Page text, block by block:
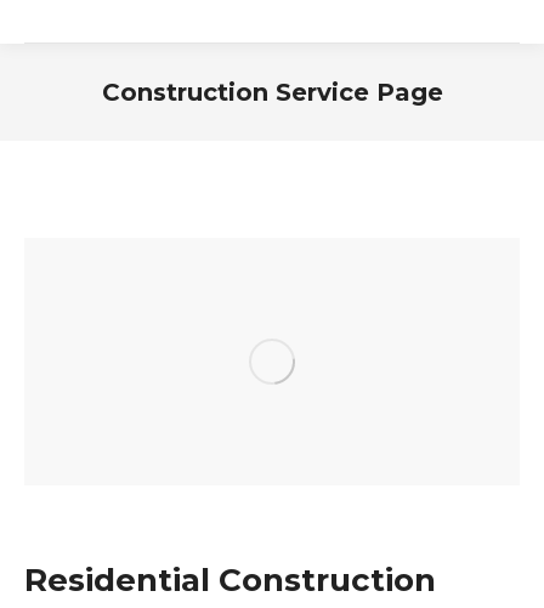
Construction Service Page
Residential Construction